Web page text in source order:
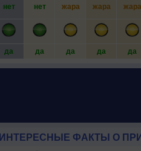
нет
да
нет
да
жара
да
жара
да
жара
да
ИНТЕРЕСНЫЕ ФАКТЫ О